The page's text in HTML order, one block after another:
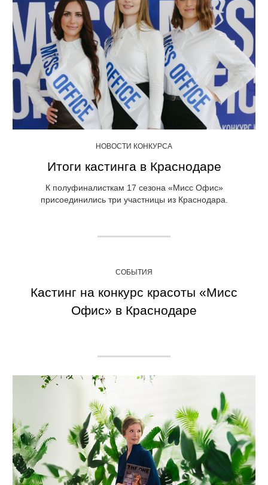
НОВОСТИ КОНКУРСА
Итоги кастинга в Краснодаре
К полуфиналисткам 17 сезона «Мисс Офис»
присоединились три участницы из Краснодара.
СОБЫТИЯ
Кастинг на конкурс красоты «Мисс
Офис» в Краснодаре